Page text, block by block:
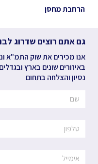
הרחבת מחסן
גם אתם רוצים שדרוג
אנו מכירים את שוק התמ"א
באיזורים שונים בארץ
נסיון והצלחה בתחום